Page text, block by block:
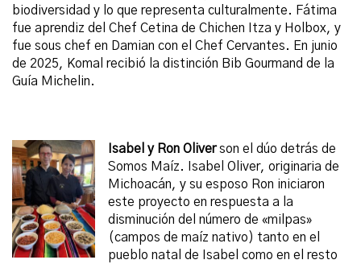
biodiversidad y lo que representa culturalmente. Fátima
fue aprendiz del Chef Cetina de Chichen Itza y Holbox, y
fue sous chef en Damian con el Chef Cervantes. En junio
de 2025, Komal recibió la distinción Bib Gourmand de la
Guía Michelin.
Isabel y Ron Oliverson el dúo detrás de
Somos Maíz. Isabel Oliver, originaria de
Michoacán, y su esposo Ron iniciaron
este proyecto en respuesta a la
disminución del número de «milpas»
(campos de maíz nativo) tanto en el
pueblo natal de Isabel como en el resto